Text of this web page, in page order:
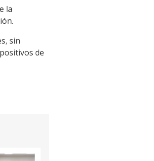
la
sin
de